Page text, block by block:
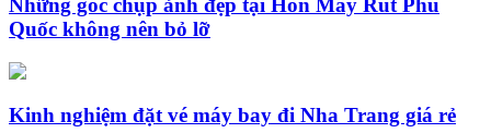
Những góc chụp ảnh đẹp tại Hòn Mây Rút Phú
Quốc không nên bỏ lỡ
Kinh nghiệm đặt vé máy bay đi Nha Trang giá rẻ